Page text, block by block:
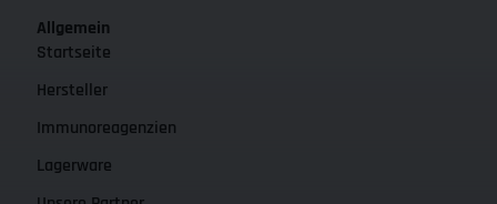
Allgemein
Startseite
Hersteller
Immunoreagenzien
Lagerware